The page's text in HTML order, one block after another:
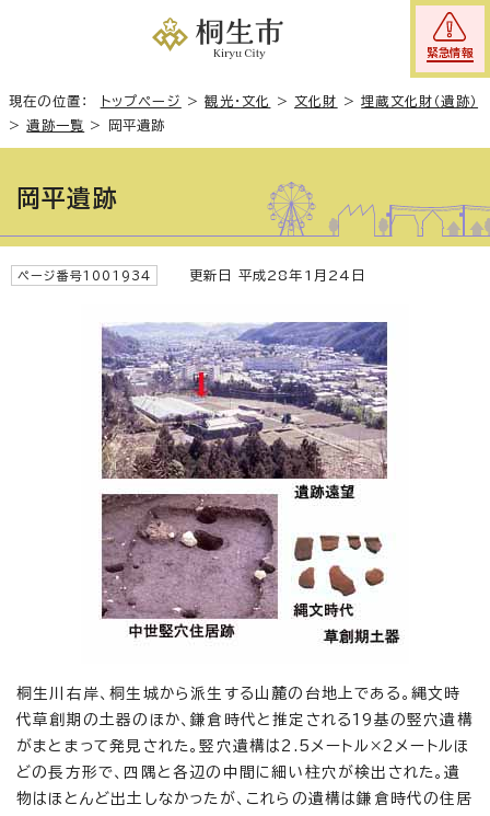
緊急情報
現在の位置： トップページ >観光・文化 >文化財 >埋蔵文化財（遺跡）
>遺跡一覧 > 岡平遺跡
岡平遺跡
ページ番号1001934 更新日 平成28年1月24日
桐生川右岸、桐生城から派生する山麓の台地上である。縄文時
代草創期の土器のほか、鎌倉時代と推定される19基の竪穴遺構
がまとまって発見された。竪穴遺構は2.5メートル×2メートルほ
どの長方形で、四隅と各辺の中間に細い柱穴が検出された。遺
物はほとんど出土しなかったが、これらの遺構は鎌倉時代の住居